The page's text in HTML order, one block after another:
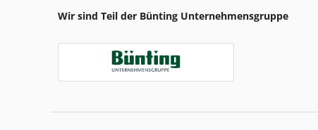
Wir sind Teil der Bünting Unternehmensgruppe